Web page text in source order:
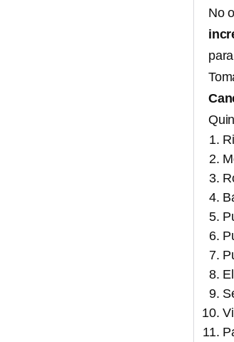
No